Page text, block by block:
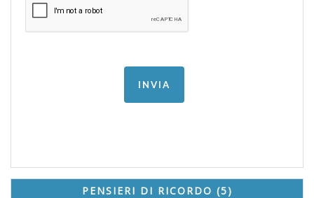
PENSIERI DI RICORDO (5)